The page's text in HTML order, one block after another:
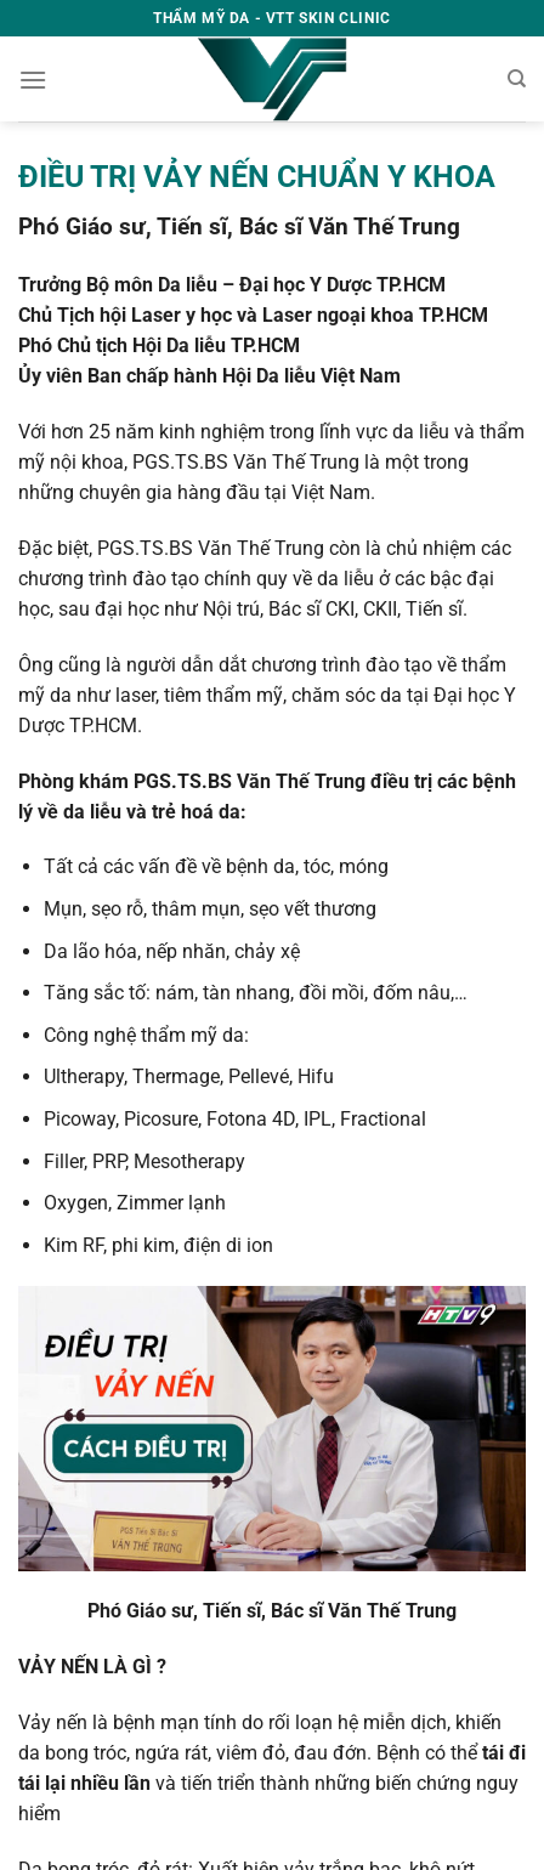
to
content
THẨM MỸ DA - VTT SKIN CLINIC
ĐIỀU TRỊ VẢY NẾN CHUẨN Y KHOA
Phó Giáo sư, Tiến sĩ, Bác sĩ Văn Thế Trung
Trưởng Bộ môn Da liễu – Đại học Y Dược TP.HCM
Chủ Tịch hội Laser y học và Laser ngoại khoa TP.HCM
Phó Chủ tịch Hội Da liễu TP.HCM
Ủy viên Ban chấp hành Hội Da liễu Việt Nam
Với hơn 25 năm kinh nghiệm trong lĩnh vực da liễu và thẩm
mỹ nội khoa, PGS.TS.BS Văn Thế Trung là một trong
những chuyên gia hàng đầu tại Việt Nam.
Đặc biệt, PGS.TS.BS Văn Thế Trung còn là chủ nhiệm các
chương trình đào tạo chính quy về da liễu ở các bậc đại
học, sau đại học như Nội trú, Bác sĩ CKI, CKII, Tiến sĩ.
Ông cũng là người dẫn dắt chương trình đào tạo về thẩm
mỹ da như laser, tiêm thẩm mỹ, chăm sóc da tại Đại học Y
Dược TP.HCM.
Phòng khám PGS.TS.BS Văn Thế Trung điều trị các bệnh
lý về da liễu và trẻ hoá da:
Tất cả các vấn đề về bệnh da, tóc, móng
Mụn, sẹo rỗ, thâm mụn, sẹo vết thương
Da lão hóa, nếp nhăn, chảy xệ
Tăng sắc tố: nám, tàn nhang, đồi mồi, đốm nâu,…
Công nghệ thẩm mỹ da:
Ultherapy, Thermage, Pellevé, Hifu
Picoway, Picosure, Fotona 4D, IPL, Fractional
Filler, PRP, Mesotherapy
Oxygen, Zimmer lạnh
Kim RF, phi kim, điện di ion
Phó Giáo sư, Tiến sĩ, Bác sĩ Văn Thế Trung
VẢY NẾN LÀ GÌ ?
Vảy nến là bệnh mạn tính do rối loạn hệ miễn dịch, khiến
da bong tróc, ngứa rát, viêm đỏ, đau đớn. Bệnh có thểtái đi
tái lại nhiều lần và tiến triển thành những biến chứng nguy
hiểm